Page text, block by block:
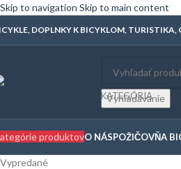
Skip to navigation Skip to main content
DOPLNKY K BICYKLOM, TURISTIKA,
KATEGÓRIA
Vyhľadávanie
produktovO NÁSPOŽIČOVŇA
Vypredané